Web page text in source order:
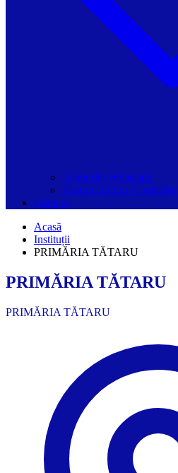
Grupurile Whatsapp
Spațiul Ghidul Primăriilor
Contact
Acasă
Instituții
PRIMĂRIA TĂTARU
PRIMĂRIA TĂTARU
PRIMĂRIA TĂTARU